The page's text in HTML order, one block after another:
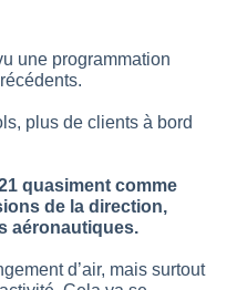
une programmation
plus de clients à bord
quasiment comme
de la direction,
aéronautiques.
d’air, mais surtout